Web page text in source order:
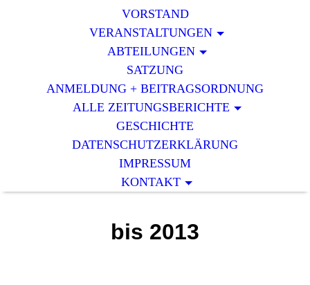
VORSTAND
VERAN­STALTUNGEN
ABTEILUNGEN
SATZUNG
ANMELDUNG + BEITRAGSORDNUNG
ALLE ZEITUNGSBERICHTE
GESCHICHTE
DATENSCHUTZERKLÄRUNG
IMPRESSUM
KONTAKT
bis 2013